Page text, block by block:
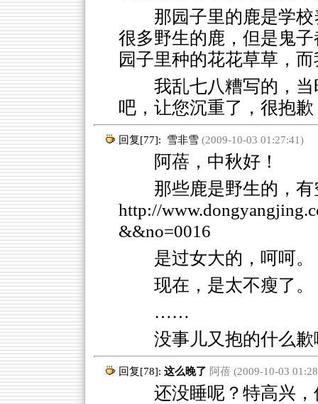
那园子里的鹿是学
很多野生的鹿，但是鬼
园子里种的花花草草，
我乱七八糟写的，
吧，让您沉重了，很抱
回复[77]: 雪非雪(2009-10-03 01:27:41)
阿蓓，中秋好！
那些鹿是野生的，
http://
&&no=0016
是过女大的，呵呵。
现在，是太不瘦了。
……
没事儿又抱的什么歉
回复[78]: 这么晚了 阿蓓 (2009-10-03
还没睡呢？特高兴，